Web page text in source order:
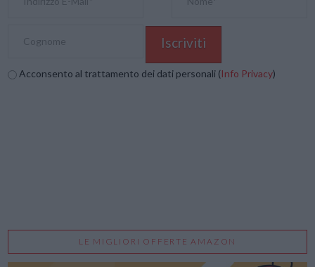
Acconsento al trattamento dei dati personali (Info Privacy)
LE MIGLIORI OFFERTE AMAZON